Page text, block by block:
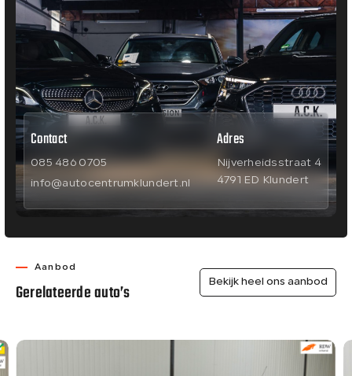
Contact
085 486 0705
info@autocentrumklundert.nl
Adres
Nijverheidsstraat 4
4791 ED Klundert
Aanbod
Gerelateerde auto’s Bekijk heel ons aanbod